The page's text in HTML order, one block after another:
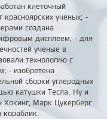
клеточный
красноярских ученых; -
создана
дисплеем; - для
ученые в
технологию с
- изобретена
сборки углеродных
катушки Тесла. Ну и
Марк Цукерберг
кораблик.